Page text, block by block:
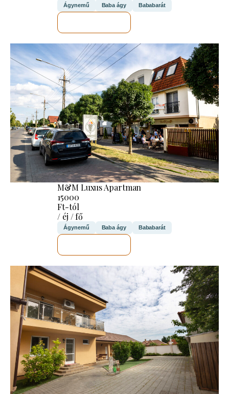
Ágynemű Baba ágy Bababarát
M&M Luxus Apartman
15000
Ft-tól
/ éj / fő
Ágynemű Baba ágy Bababarát